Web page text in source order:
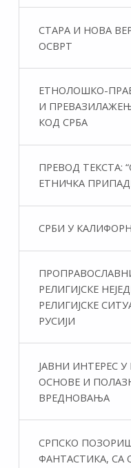
СТАРА И НОВА
ОСВРТ
ЕТНОЛОШКО-
И
КОД СРБА
ПРЕВОД ТЕКСТА:
ЕТНИЧКА
СРБИ У
РЕЛИГИЈСКЕ
РЕЛИГИЈСКЕ
РУСИЈИ
ЈАВНИ ИНТЕРЕС У
ОСНОВЕ И
ВРЕДНОВАЊА
СРПСКО
ФАНТАСТИКA, СА